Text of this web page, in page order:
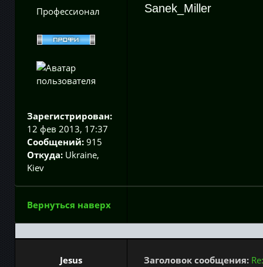
Профессионал
Зарегистрирован:
12 фев 2013, 17:37
Сообщений: 915
Откуда: Ukraine,
Kiev
Sanek_Miller
Вернуться наверх
Jesus Заголовок сообщения: